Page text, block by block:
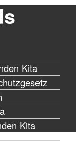
Kita
Kita